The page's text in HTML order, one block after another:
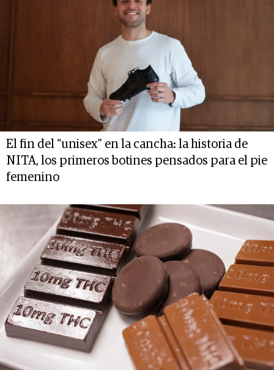
El fin del “unisex” en la cancha: la historia de
NITA, los primeros botines pensados para el pie
femenino